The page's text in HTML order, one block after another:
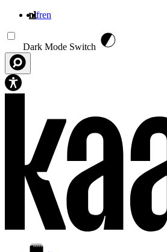
nlfren
Dark Mode Switch